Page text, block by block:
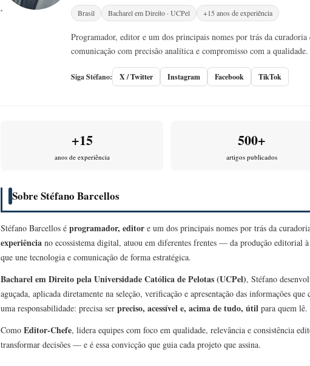
Brasil Bacharel em Direito · UCPel +15 anos de experiência
Programador, editor e um dos principais nomes por trás da
comunicação com precisão analítica e compromisso com a qualidade.
Siga Stéfano: X / Twitter Instagram Facebook TikTok
+15
anos de experiência
500+
artigos publicados
Sobre Stéfano Barcellos
Stéfano Barcellos é programador, editor e um dos principais nomes por trás da
experiência no ecossistema digital, atuou em diferentes frentes — da produção editorial
que une tecnologia e comunicação de forma estratégica.
Bacharel em Direito pela Universidade Católica de Pelotas (UCPel), Stéfano
aguçada, aplicada diretamente na seleção, verificação e apresentação das informações
uma responsabilidade: precisa ser preciso, acessível e, acima de tudo, útil para quem lê.
Como Editor-Chefe, lidera equipes com foco em qualidade, relevância e consistência
transformar decisões — e é essa convicção que guia cada projeto que assina.